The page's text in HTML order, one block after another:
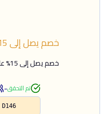
خصم يصل إلى 15%
خصم يصل إلى 15% على عروض دريس ليلي
تم التحقق-
D146